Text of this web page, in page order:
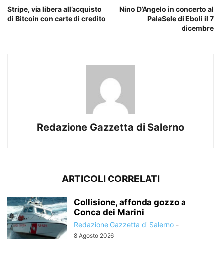
Stripe, via libera all’acquisto
di Bitcoin con carte di credito
Nino D’Angelo in concerto al
PalaSele di Eboli il 7
dicembre
Redazione Gazzetta di Salerno
ARTICOLI CORRELATI
Collisione, affonda gozzo a
Conca dei Marini
Redazione Gazzetta di Salerno -
8 Agosto 2026